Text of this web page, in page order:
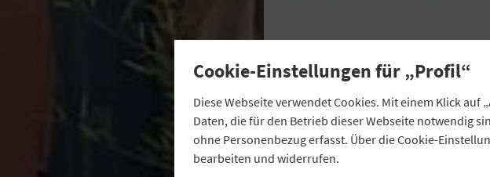
Cookie-Einstellungen für „Profil“
Diese Webseite verwendet Cookies. Mit einem Klick
Daten, die für den Betrieb dieser Webseite notwendig
ohne Personenbezug erfasst. Über die Cookie-
bearbeiten und widerrufen.